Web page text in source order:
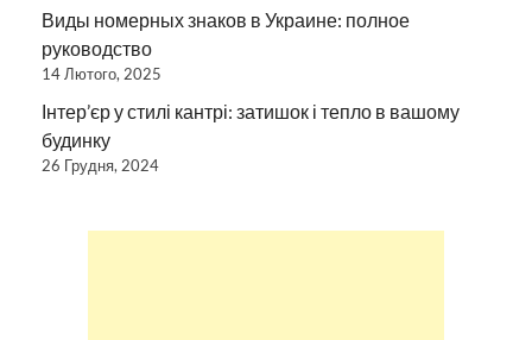
Виды номерных знаков в Украине: полное
руководство
14 Лютого, 2025
Інтер’єр у стилі кантрі: затишок і тепло в вашому
будинку
26 Грудня, 2024